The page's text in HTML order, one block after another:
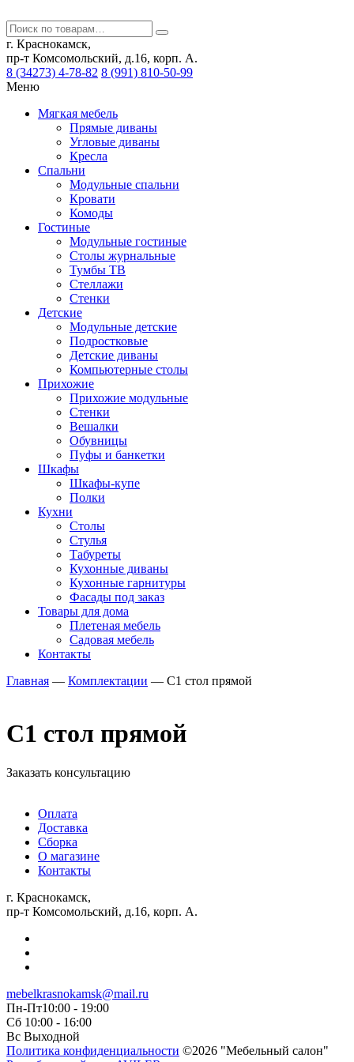
г. Краснокамск,
пр-т Комсомольский, д.16, корп. А.
8 (34273) 4-78-82 8 (991) 810-50-99
Меню
Мягкая мебель
Прямые диваны
Угловые диваны
Кресла
Спальни
Модульные спальни
Кровати
Комоды
Гостиные
Модульные гостиные
Столы журнальные
Тумбы ТВ
Стеллажи
Стенки
Детские
Модульные детские
Подростковые
Детские диваны
Компьютерные столы
Прихожие
Прихожие модульные
Стенки
Вешалки
Обувницы
Пуфы и банкетки
Шкафы
Шкафы-купе
Полки
Кухни
Столы
Стулья
Табуреты
Кухонные диваны
Кухонные гарнитуры
Фасады под заказ
Товары для дома
Плетеная мебель
Садовая мебель
Контакты
Главная — Комплектации — С1 стол прямой
С1 стол прямой
Заказать консультацию
Оплата
Доставка
Сборка
О магазине
Контакты
г. Краснокамск,
пр-т Комсомольский, д.16, корп. А.
mebelkrasnokamsk@mail.ru
Пн-Пт10:00 - 19:00
Сб 10:00 - 16:00
Вс Выходной
Политика конфиденциальности ©2026 "Мебельный салон"